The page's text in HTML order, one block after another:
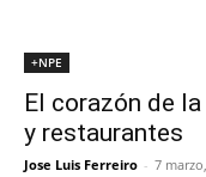
+NPE
El corazón de
y restaurantes
Jose Luis Ferreiro - 7